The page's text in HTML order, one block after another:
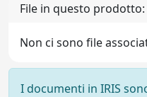
File in questo prodotto:
Non ci sono file
I documenti in IRIS